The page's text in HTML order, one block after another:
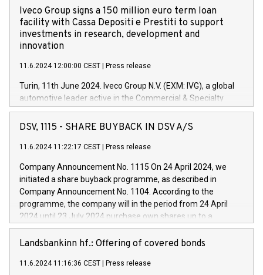
Iveco Group signs a 150 million euro term loan
facility with Cassa Depositi e Prestiti to support
investments in research, development and
innovation
11.6.2024 12:00:00 CEST Press release
Turin, 11th June 2024. Iveco Group N.V. (EXM: IVG), a global
automotive leader active in the Commercial & Specialty
Vehicles, Powertrain and related Financial Services arenas,
has successfully signed a term loan facility of 150 million
new projects in Italy dedicated to research, development and
by CDP, Iveco Group will develop innovative technologies and
architectures in the field of electric propulsion and further
develop solutions for autonomous driving, digitalisation and
vehicle connectivity aimed at increasing efficiency, safety,
driving comfort and productivity. The financed investments,
Iveco Group in Italy by the end of 2025. Iveco Group N.V.
(EXM: IVG) is the home of unique people and brands that
DSV, 1115 - SHARE BUYBACK IN DSV A/S
11.6.2024 11:22:17 CEST Press release
Company Announcement No. 1115 On 24 April 2024, we
initiated a share buyback programme, as described in
Company Announcement No. 1104. According to the
programme, the company will in the period from 24 April
2024 until 23 July 2024 purchase own shares up to a
maximum value of DKK 1,000 million, and no more than
1,700,000 shares, corresponding to 0.79% of the share
programme has been implemented in accordance with
Landsbankinn hf.: Offering of covered bonds
11.6.2024 11:16:36 CEST Press release